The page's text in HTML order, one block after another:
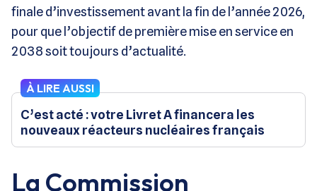
finale d’investissement avant la fin de l’année 2026,
pour que l’objectif de première mise en service en
2038 soit toujours d’actualité.
À LIRE AUSSI
C’est acté : votre Livret A financera les
nouveaux réacteurs nucléaires français
La Commission